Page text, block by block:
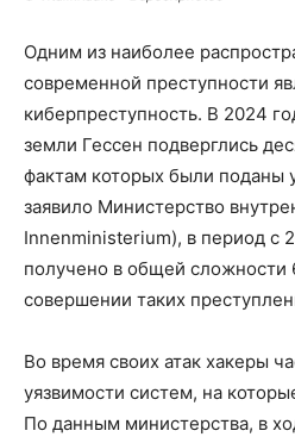
Одним из наиболее
современной преступности
киберпреступность. В 2024
земли Гессен подверглись
фактам которых были поданы
заявило Министерство
Innenministerium), в период с
получено в общей сложности
совершении таких
Во время своих атак хакеры
уязвимости систем, на
По данным министерства, в